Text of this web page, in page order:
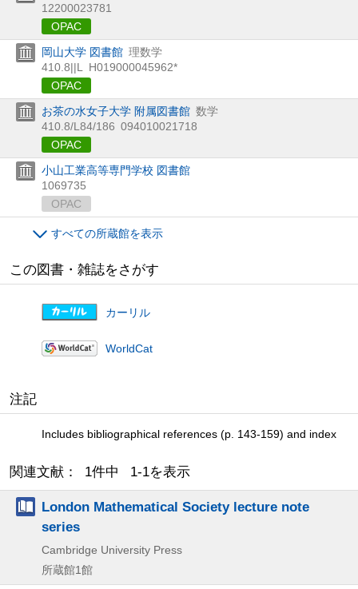
12200023781
OPAC
岡山大学 図書館 理数学
410.8||L
H019000045962*
OPAC
お茶の水女子大学 附属図書館 数学
410.8/L84/186 094010021718
OPAC
小山工業高等専門学校 図書館
1069735
OPAC
すべての所蔵館を表示
この図書・雑誌をさがす
カーリル
WorldCat
注記
Includes bibliographical references (p. 143-159) and index
関連文献： 1件中 1-1を表示
London Mathematical Society lecture note
series
Cambridge University Press
所蔵館1館